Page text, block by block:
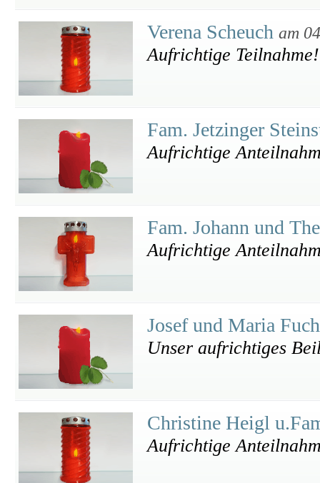
Verena Scheuch am
Aufrichtige Teilnahme!
Fam. Jetzinger
Aufrichtige
Fam. Johann und
Aufrichtige
Josef und Maria
Unser aufrichtiges
Christine Heigl
Aufrichtige